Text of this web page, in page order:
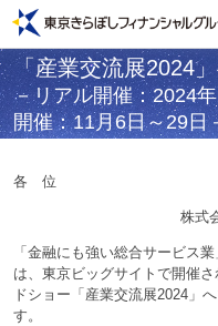
「産業交流展2024
－リアル開催：2024
開催：11月6日～29日
各 位
株式
「金融にも強い総合サービス
は、東京ビッグサイトで開催
ドショー「産業交流展2024」
す。